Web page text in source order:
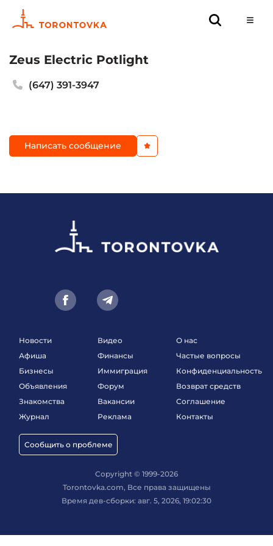
Zeus Electric Potlight
(647) 391-3947
Написать сообщение
Новости
Афиша
Бизнесы
Объявления
Знакомства
Журнал
Сообщить о проблеме
Видео
Финансы
Иммиграция
Форум
Вакансии
Реклама
О нас
Частые вопросы
Конфиденциальность
Возврат средств
Соглашение
Контакты
Copyright © 1999-2026
Torontovka.com, Все права защищены
Время дев-сборки: авг. 5, 2026, 19:02:30